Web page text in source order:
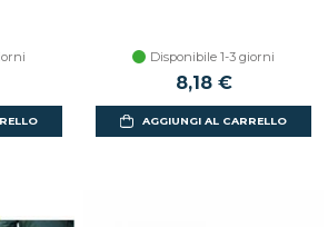
Disponibile 1-3 giorni
8,18 €
AGGIUNGI AL CARRELLO